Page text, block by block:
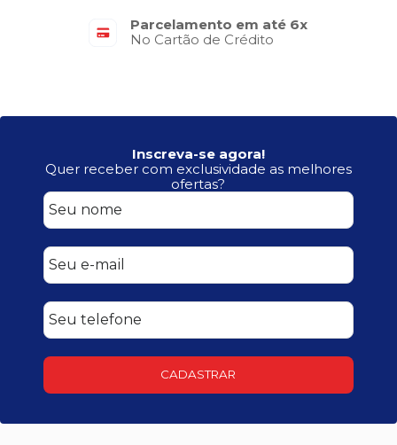
Parcelamento em até 6x
No Cartão de Crédito
Inscreva-se agora!
Quer receber com exclusividade as melhores
ofertas?
CADASTRAR